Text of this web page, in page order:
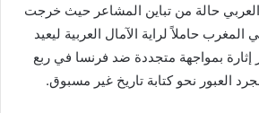
حالة من تباين المشاعر حيث خرجت
حاملاً لراية الآمال العربية ليعيد
إثارة بمواجهة متجددة ضد فرنسا في ربع
العبور نحو كتابة تاريخ غير مسبوق.